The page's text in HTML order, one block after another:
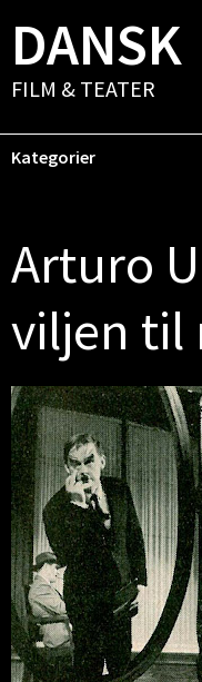
DANSK
FILM & TEATER
Kategorier
Arturo
viljen til